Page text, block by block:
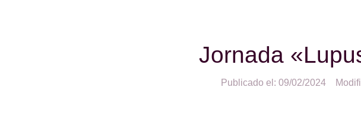
Jornada
Publicado el: 09/02/2024